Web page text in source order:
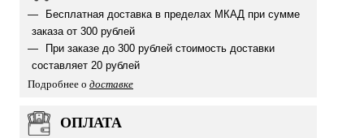
Бесплатная доставка в пределах МКАД при сумме
заказа от 300 рублей
При заказе до 300 рублей стоимость доставки
составляет 20 рублей
Подробнее о доставке
ОПЛАТА